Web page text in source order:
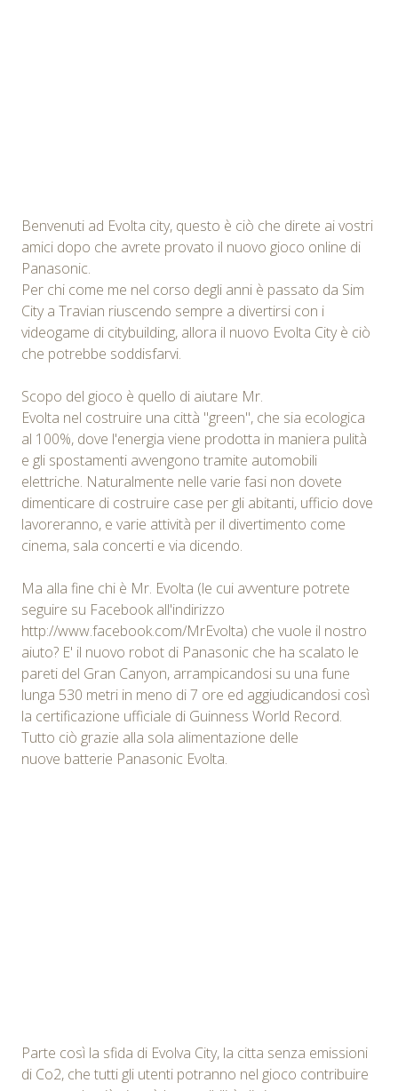
Benvenuti ad Evolta city, questo è ciò che direte ai vostri
amici dopo che avrete provato il nuovo gioco online di
Panasonic.
Per chi come me nel corso degli anni è passato da Sim
City a Travian riuscendo sempre a divertirsi con i
videogame di citybuilding, allora il nuovo Evolta City è ciò
che potrebbe soddisfarvi.
Scopo del gioco è quello di aiutare Mr.
Evolta nel costruire una città "green", che sia ecologica
al 100%, dove l'energia viene prodotta in maniera pulità
e gli spostamenti avvengono tramite automobili
elettriche. Naturalmente nelle varie fasi non dovete
dimenticare di costruire case per gli abitanti, ufficio dove
lavoreranno, e varie attività per il divertimento come
cinema, sala concerti e via dicendo.
Ma alla fine chi è Mr. Evolta (le cui avventure potrete
seguire su Facebook all'indirizzo
http://www.facebook.com/MrEvolta) che vuole il nostro
aiuto? E' il nuovo robot di Panasonic che ha scalato le
pareti del Gran Canyon, arrampicandosi su una fune
lunga 530 metri in meno di 7 ore ed aggiudicandosi così
la certificazione ufficiale di Guinness World Record.
Tutto ciò grazie alla sola alimentazione delle
nuove batterie Panasonic Evolta.
Parte così la sfida di Evolva City, la citta senza emissioni
di Co2, che tutti gli utenti potranno nel gioco contribuire